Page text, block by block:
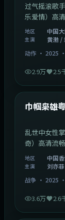
过气摇滚歌
乐爱情）高
地区 中国
主演
黄渤 /
动作· 2025 ·
2.9万 2.5
最新
巾帼枭雄
乱世中女性
奇）高清流
地区 中国
主演
刘亦
战争 · 2025 ·
3.6万 2.6